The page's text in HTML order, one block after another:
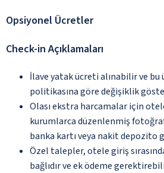
Opsiyonel Ücretler
Check-in Açıklamaları
İlave yatak ücreti alınabilir ve
politikasına göre değişiklik
Olası ekstra harcamalar için
kurumlarca düzenlenmiş
banka kartı veya nakit depozito
Özel talepler, otele giriş
bağlıdır ve ek ödeme